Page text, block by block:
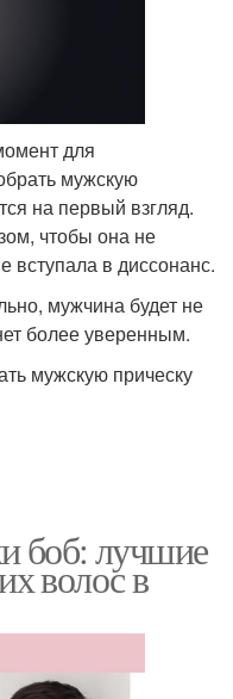
для
мужскую
на первый взгляд.
чтобы она не
вступала в диссонанс.
мужчина будет не
более уверенным.
мужскую прическу
боб: лучшие
волос в